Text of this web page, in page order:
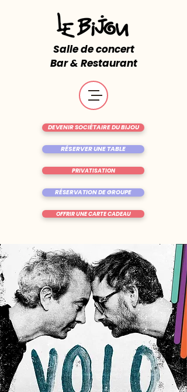
Salle de concert
Bar & Restaurant
RÉSERVER UNE TABLE
OFFRIR UNE CARTE CADEAU
DEVENIR SOCIÉTAIRE DU BIJOU
RÉSERVATION DE GROUPE
PRIVATISATION